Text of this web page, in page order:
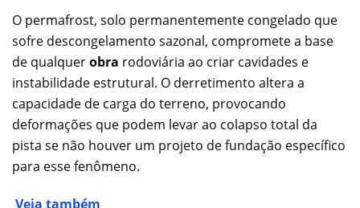
O permafrost, solo permanentemente congelado que
sofre descongelamento sazonal, compromete a base
de qualquerobra rodoviária ao criar cavidades e
instabilidade estrutural. O derretimento altera a
capacidade de carga do terreno, provocando
deformações que podem levar ao colapso total da
pista se não houver um projeto de fundação específico
para esse fenômeno.
Veja também